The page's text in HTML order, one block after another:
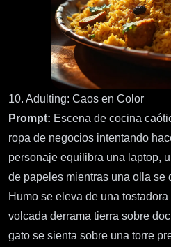
10. Adulting: Caos en Color
Prompt: Escena de cocina
ropa de negocios intentando
personaje equilibra una laptop,
de papeles mientras una olla se
Humo se eleva de una
volcada derrama tierra sobre
gato se sienta sobre una torre